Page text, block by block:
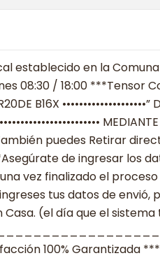
establecido en la
08:30 / 18:00 ***Tensor
B16X
••••••••••••••••••••••••
***También puedes Retirar
de ingresar los
vez finalizado el
tus datos de envió,
(el día que el sistema
100% Garantizada ***